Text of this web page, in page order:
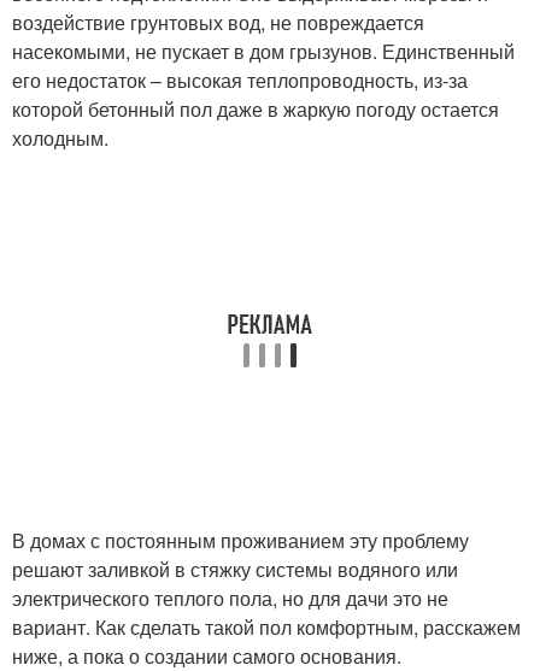
воздействие грунтовых вод, не повреждается
насекомыми, не пускает в дом грызунов. Единственный
его недостаток – высокая теплопроводность, из-за
которой бетонный пол даже в жаркую погоду остается
холодным.
В домах с постоянным проживанием эту проблему
решают заливкой в стяжку системы водяного или
электрического теплого пола, но для дачи это не
вариант. Как сделать такой пол комфортным, расскажем
ниже, а пока о создании самого основания.